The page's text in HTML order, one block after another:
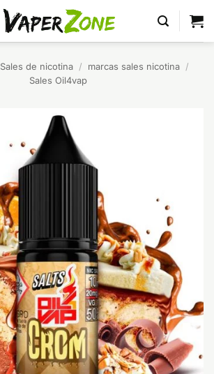
Sales de nicotina / marcas sales nicotina /
Sales Oil4vap